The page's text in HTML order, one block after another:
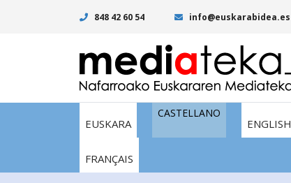
848 42 60 54 info@euskarabidea.es
EUSKARA
CASTELLANO
ENGLISH
FRANÇAIS